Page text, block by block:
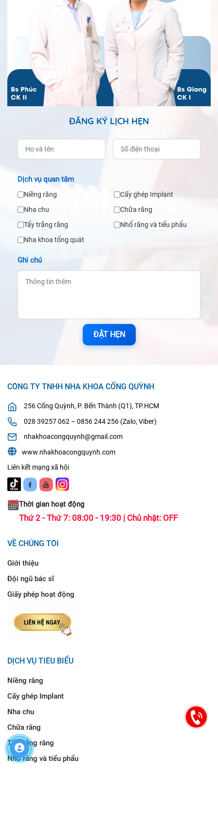
ĐĂNG KÝ LỊCH HẸN
Dịch vụ quan tâm
Niềng răng
Cấy ghép Implant
Nha chu
Chữa răng
Tẩy trắng răng
Nhổ răng và tiểu phẩu
Nha khoa tổng quát
Ghi chú
ĐẶT HẸN
CÔNG TY TNHH NHA KHOA CỐNG QUỲNH
256 Cống Quỳnh, P. Bến Thành (Q1), TP.HCM
028 39257 062 – 0856 244 256 (Zalo, Viber)
nhakhoacongquynh@gmail.com
www.nhakhoacongquynh.com
Liên kết mạng xã hội
Thời gian hoạt động
Thứ 2 - Thứ 7: 08:00 - 19:30 | Chủ nhật: OFF
VỀ CHÚNG TÔI
Giới thiệu
Đội ngũ bác sĩ
Giấy phép hoạt động
DỊCH VỤ TIÊU BIỂU
Niềng răng
Cấy ghép Implant
Nha chu
Chữa răng
Tẩy trắng răng
Nhổ răng và tiểu phẩu